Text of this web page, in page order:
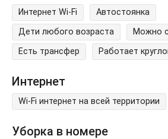
Интернет Wi-Fi
Автостоянка
Дети любого возраста
Можно
Есть трансфер
Работает
Интернет
Wi-Fi интернет на всей территории
Уборка в номере